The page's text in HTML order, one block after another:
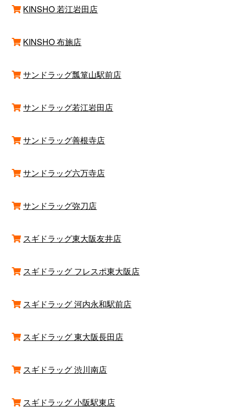
KINSHO 若江岩田店
KINSHO 布施店
サンドラッグ瓢箪山駅前店
サンドラッグ若江岩田店
サンドラッグ善根寺店
サンドラッグ六万寺店
サンドラッグ弥刀店
スギドラッグ東大阪友井店
スギドラッグ フレスポ東大阪店
スギドラッグ 河内永和駅前店
スギドラッグ 東大阪長田店
スギドラッグ 渋川南店
スギドラッグ 小阪駅東店